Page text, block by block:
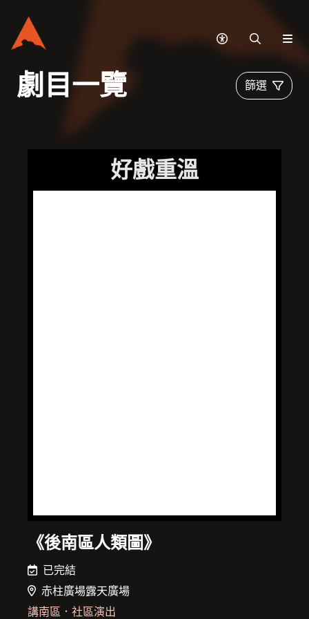
無
搜
網
選
單
劇目一覽 篩選
好戲重溫
《後南區人類圖》
已完結
赤柱廣場露天廣場
講南區 ． 社區演出